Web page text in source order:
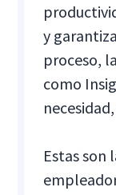
y
proceso,
como
Estas son